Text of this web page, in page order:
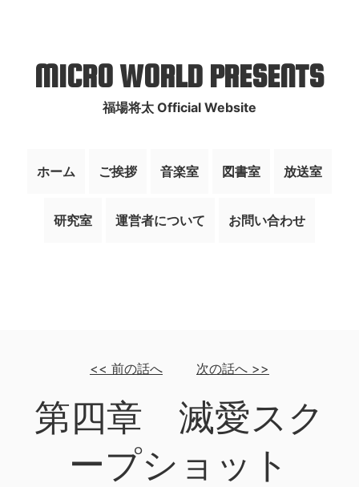
MICRO WORLD PRESENTS
福場将太 Official Website
ホーム ご挨拶 音楽室 図書室 放送室
研究室 運営者について お問い合わせ
<< 前の話へ 次の話へ>>
第四章 滅愛スク
ープショット